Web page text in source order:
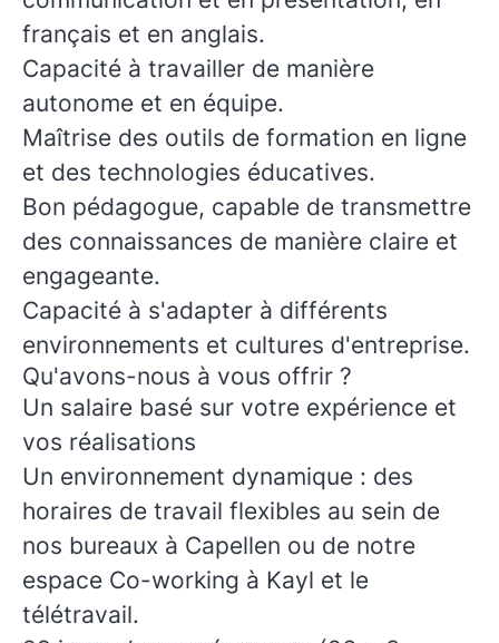
français et en anglais.
Capacité à travailler de manière
autonome et en équipe.
Maîtrise des outils de formation en ligne
et des technologies éducatives.
Bon pédagogue, capable de transmettre
des connaissances de manière claire et
engageante.
Capacité à s'adapter à différents
environnements et cultures d'entreprise.
Qu'avons-nous à vous offrir ?
Un salaire basé sur votre expérience et
vos réalisations
Un environnement dynamique : des
horaires de travail flexibles au sein de
nos bureaux à Capellen ou de notre
espace Co-working à Kayl et le
télétravail.